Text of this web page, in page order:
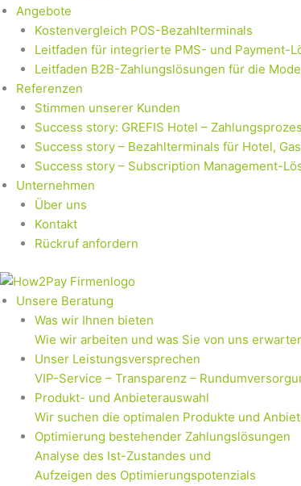
Angebote
Kostenvergleich POS-Bezahlterminals
Leitfaden für integrierte PMS- und Payment-
Leitfaden B2B-Zahlungslösungen für die
Referenzen
Stimmen unserer Kunden
Success story: GREFIS Hotel –
Success story – Bezahlterminals für Hotel,
Success story – Subscription Management-
Unternehmen
Über uns
Kontakt
Rückruf anfordern
Unsere Beratung
Was wir Ihnen bieten
Wie wir arbeiten und was Sie von uns
Unser Leistungsversprechen
VIP-Service – Transparenz –
Produkt- und Anbieterauswahl
Wir suchen die optimalen Produkte und
Optimierung bestehender Zahlungslösungen
Analyse des Ist-Zustandes und
Aufzeigen des Optimierungspotenzials